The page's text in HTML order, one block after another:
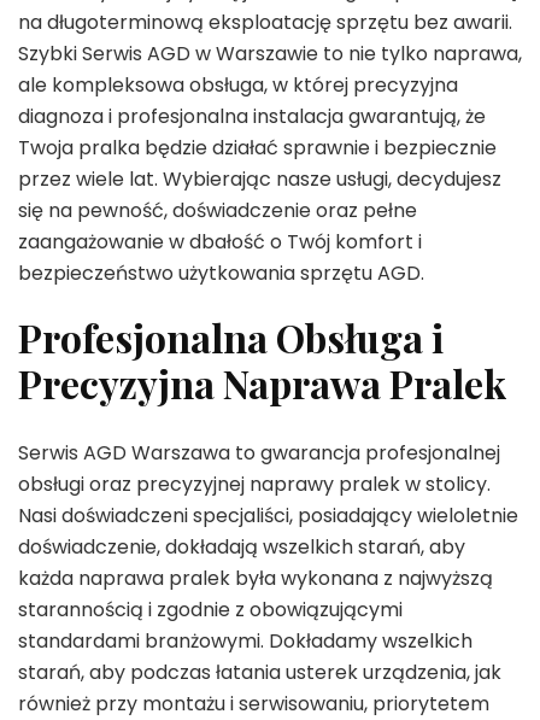
na długoterminową eksploatację sprzętu bez awarii.
Szybki Serwis AGD w Warszawie to nie tylko naprawa,
ale kompleksowa obsługa, w której precyzyjna
diagnoza i profesjonalna instalacja gwarantują, że
Twoja pralka będzie działać sprawnie i bezpiecznie
przez wiele lat. Wybierając nasze usługi, decydujesz
się na pewność, doświadczenie oraz pełne
zaangażowanie w dbałość o Twój komfort i
bezpieczeństwo użytkowania sprzętu AGD.
Profesjonalna Obsługa i
Precyzyjna Naprawa Pralek
Serwis AGD Warszawa to gwarancja profesjonalnej
obsługi oraz precyzyjnej naprawy pralek w stolicy.
Nasi doświadczeni specjaliści, posiadający wieloletnie
doświadczenie, dokładają wszelkich starań, aby
każda naprawa pralek była wykonana z najwyższą
starannością i zgodnie z obowiązującymi
standardami branżowymi. Dokładamy wszelkich
starań, aby podczas łatania usterek urządzenia, jak
również przy montażu i serwisowaniu, priorytetem